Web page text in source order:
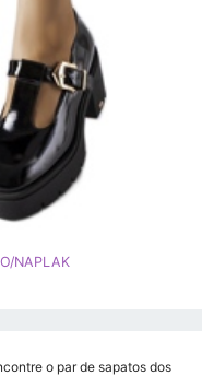
NAPLAK
o par de sapatos dos